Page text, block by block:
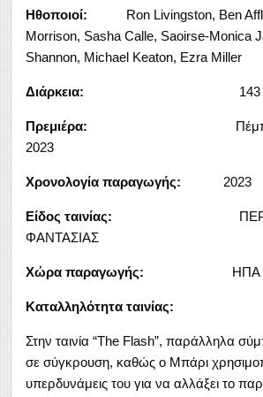
Ηθοποιοί: Ron Livingston, Ben
Morrison, Sasha Calle, Saoirse-Monica
Shannon, Michael Keaton, Ezra Miller
Διάρκεια:
Πρεμιέρα:
2023
Χρονολογία παραγωγής: 2023
Είδος ταινίας:
ΦΑΝΤΑΣΙΑΣ
Χώρα παραγωγής: ΗΠΑ
Καταλληλότητα ταινίας:
Στην ταινία “The Flash”, παράλληλα
σε σύγκρουση, καθώς ο Μπάρι
υπερδυνάμεις του για να αλλάξει το